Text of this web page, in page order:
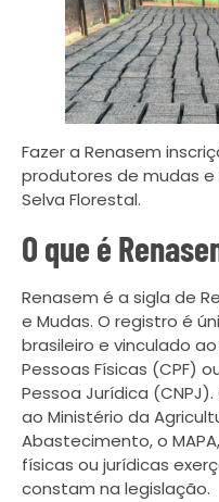
Fazer a Renasem
produtores de mudas e
Selva Florestal.
O que é
Renasem é a sigla de
e Mudas. O registro é
brasileiro e vinculado
Pessoas Físicas (CPF)
Pessoa Jurídica
ao Ministério da
Abastecimento, o
físicas ou jurídicas
constam na legislação.